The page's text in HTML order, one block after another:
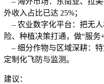
外收入占比已达 25%；
– 农业数字化平台：把无
险、种植决策打通，做“服务+
– 细分作物与区域深耕：
定制化飞防与监测。
建议：